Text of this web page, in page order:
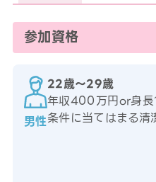
参加資格
男性
22歳〜29歳
年収400万円or身
条件に当てはまる清